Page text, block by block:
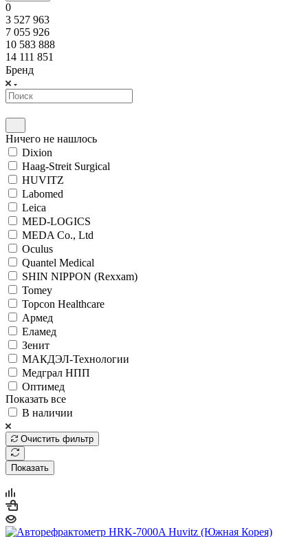
0
3 527 963
7 055 926
10 583 888
14 111 851
Бренд
Ничего не нашлось
Dixion
Haag-Streit Surgical
HUVITZ
Labomed
Leica
MED-LOGICS
MEDA Co., Ltd
Oculus
Quantel Medical
SHIN NIPPON (Rexxam)
Tomey
Topcon Healthcare
Армед
Еламед
Зенит
МАКДЭЛ-Технологии
Медграл НПП
Оптимед
Показать все
В наличии
Очистить фильтр
Показать